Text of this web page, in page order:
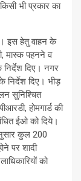
भी प्रकार का
इस हेतु वाहन के
मास्क पहनने व
दिए। नगर
निर्देश दिए। भीड़
सुनिश्चित
होमगार्ड की
ईओ को दिये।
कुल 200
पर शादी
को